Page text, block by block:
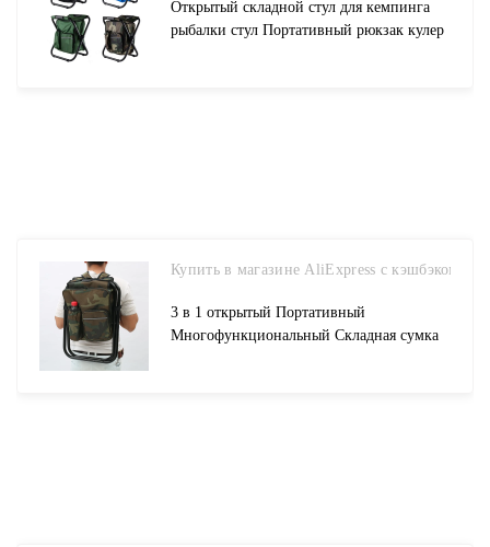
Открытый складной стул для кемпинга
рыбалки стул Портативный рюкзак кулер
Купить в магазине AliExpress с кэшбэком
3 в 1 открытый Портативный
Многофункциональный Складная сумка